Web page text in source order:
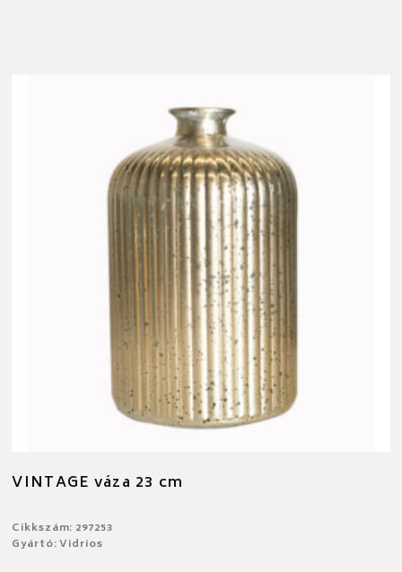
VINTAGE váza 23 cm
Cikkszám: 297253
Gyártó: Vidrios